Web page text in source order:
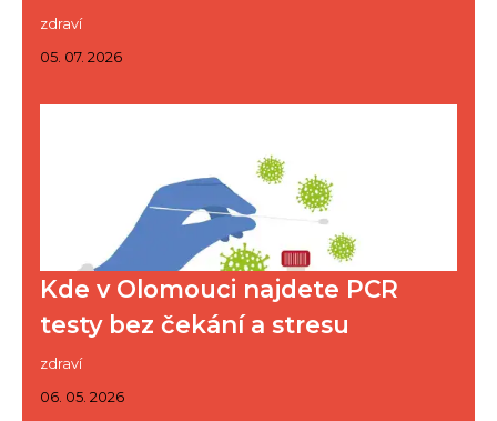
zdraví
05. 07. 2026
Kde v Olomouci najdete PCR
testy bez čekání a stresu
zdraví
06. 05. 2026